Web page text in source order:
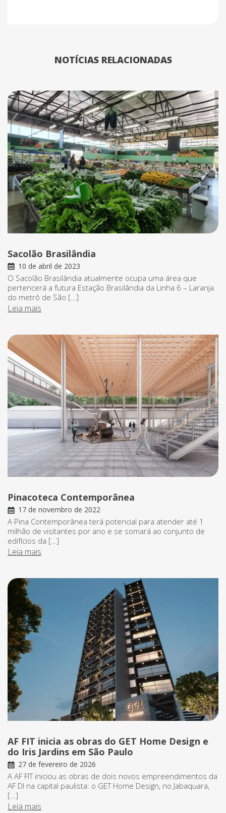
NOTÍCIAS RELACIONADAS
Sacolão Brasilândia
10 de abril de 2023
O Sacolão Brasilândia atualmente ocupa uma área que
pertencerá a futura Estação Brasilândia da Linha 6 – Laranja
do metrô de São […]
Leia mais
Pinacoteca Contemporânea
17 de novembro de 2022
A Pina Contemporânea terá potencial para atender até 1
milhão de visitantes por ano e se somará ao conjunto de
edifícios da […]
Leia mais
AF FIT inicia as obras do GET Home Design e
do Iris Jardins em São Paulo
27 de fevereiro de 2026
A AF FIT iniciou as obras de dois novos empreendimentos da
AF DI na capital paulista: o GET Home Design, no Jabaquara,
[…]
Leia mais